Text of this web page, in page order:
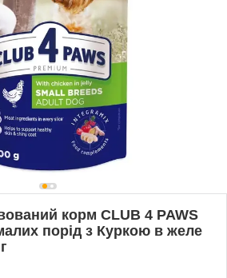
корм CLUB 4 PAWS
порід з Куркою в желе